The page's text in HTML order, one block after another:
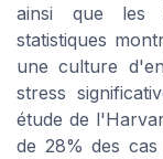
ainsi que les
statistiques
une culture
stress
étude de l'
de 28% des